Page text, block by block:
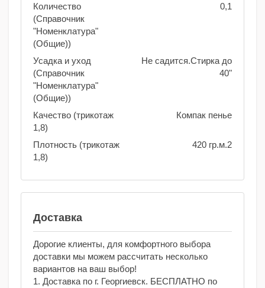
Количество
(Справочник
"Номенклатура"
(Общие))
0,1
Усадка и уход
(Справочник
"Номенклатура"
(Общие))
Не садится.Стирка до
40"
Качество (трикотаж
1,8)
Компак пенье
Плотность (трикотаж
1,8)
420 гр.м.2
Доставка
Дорогие клиенты, для комфортного выбора
доставки мы можем рассчитать несколько
вариантов на ваш выбор!
1. Доставка по г. Георгиевск. БЕСПЛАТНО по